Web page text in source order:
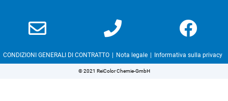
CONDIZIONI GENERALI DI CONTRATTO Nota legale Informativa sulla privacy
© 2021 ReiColor Chemie-GmbH